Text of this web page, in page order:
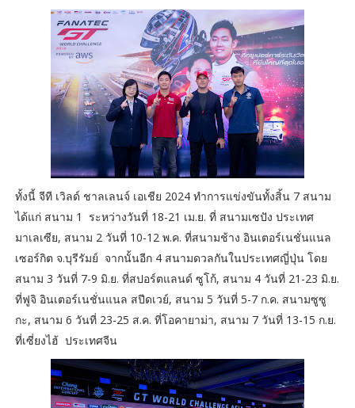
ทั้งนี้ จีที เวิลด์ ชาลเลนจ์ เอเชีย 2024 ทำการแข่งขันทั้งสิ้น 7 สนาม
ได้แก่ สนาม 1 ระหว่างวันที่ 18-21 เม.ย. ที่ สนามเซปัง ประเทศ
มาเลเซีย, สนาม 2 วันที่ 10-12 พ.ค. ที่สนามช้าง อินเตอร์เนชั่นแนล
เซอร์กิต จ.บุรีรัมย์ จากนั้นอีก 4 สนามดวลกันในประเทศญี่ปุ่น โดย
สนาม 3 วันที่ 7-9 มิ.ย. ที่สปอร์ตแลนด์ ซูโก้, สนาม 4 วันที่ 21-23 มิ.ย.
ที่ฟูจิ อินเตอร์เนชั่นแนล สปีดเวย์, สนาม 5 วันที่ 5-7 ก.ค. สนามซูซู
กะ, สนาม 6 วันที่ 23-25 ส.ค. ที่โอคายาม่า, สนาม 7 วันที่ 13-15 ก.ย.
ที่เซี่ยงไฮ้ ประเทศจีน